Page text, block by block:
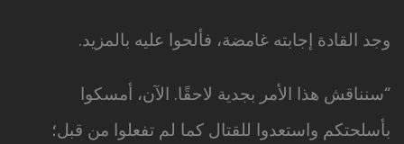
وجد القادة إجابته غامضة، فألحوا عليه بالمزيد.
“سنناقش هذا الأمر بجدية لاحقًا. الآن، أمسكوا
بأسلحتكم واستعدوا للقتال كما لم تفعلوا من قبل؛